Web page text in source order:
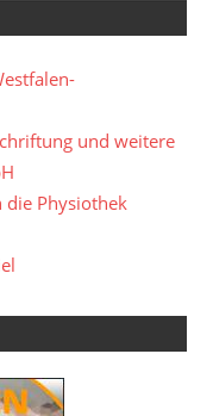
und weitere
Physiothek